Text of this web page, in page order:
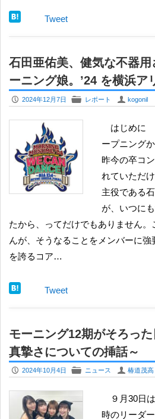
Tweet
石田亜佑美、健気な不器
ーニング娘。’24 を横浜ア
P 2024年12月7日 F レポート U kogonil
はじめに モーニング娘。は文化 オ
ープニング
昨今の卒コ
れていただ
主役である
が、いつに
たから、ってだけでもありません。
んが、そうなることをメンバーに
を誇るコア…
Tweet
モーニング12期がそろっ
真摯さについての挿話～
P 2024年10月4日 F ニュース U 椿道茂高
９月30日は、2014年に武道館で、当
時のリーダ